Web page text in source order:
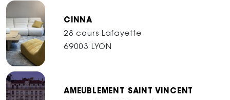
CINNA
28 cours Lafayette
69003 LYON
AMEUBLEMENT SAINT VINCENT